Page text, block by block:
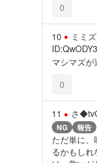
0
10 ミミ
マシマズ
0
11 さ
NG 報告
ただ単に
るかもしれ